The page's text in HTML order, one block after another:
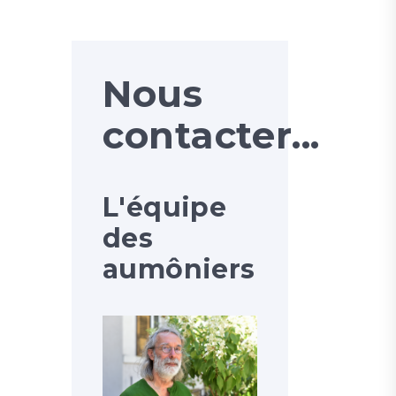
Nous
contacter...
L'équipe
des
aumôniers